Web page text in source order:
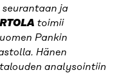
ja
toimii
Pankin
Hänen
analysointiin